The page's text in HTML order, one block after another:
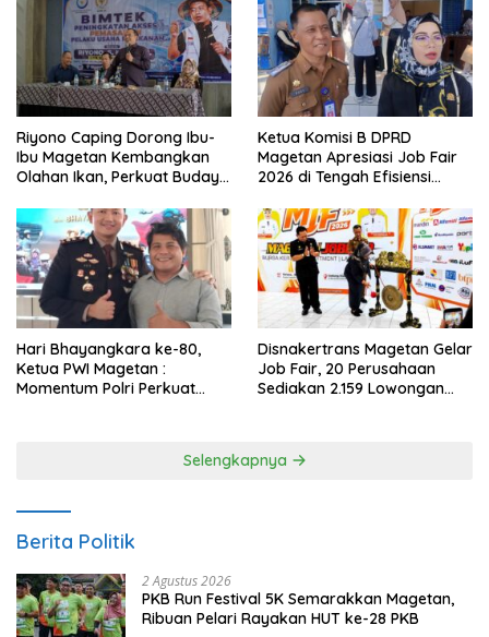
Riyono Caping Dorong Ibu-
Ibu Magetan Kembangkan
Olahan Ikan, Perkuat Budaya
Ketua Komisi B DPRD
Magetan Apresiasi Job Fair
2026 di Tengah Efisiensi
Hari Bhayangkara ke-80,
Ketua PWI Magetan :
Momentum Polri Perkuat
Disnakertrans Magetan Gelar
Job Fair, 20 Perusahaan
Sediakan 2.159 Lowongan
Selengkapnya
Berita Politik
2 Agustus 2026
PKB Run Festival 5K Semarakkan Magetan,
Ribuan Pelari Rayakan HUT ke-28 PKB